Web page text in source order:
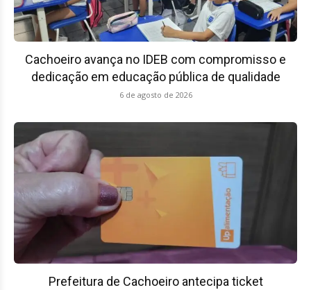
Cachoeiro avança no IDEB com compromisso e
dedicação em educação pública de qualidade
6 de agosto de 2026
Prefeitura de Cachoeiro antecipa ticket